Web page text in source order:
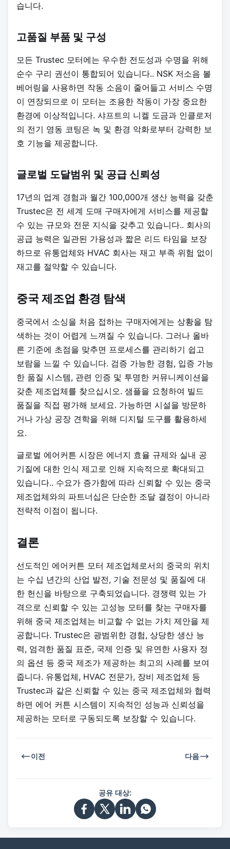
습니다.
고품질 부품 및 구성
모든 Trustec 모터에는 우수한 전도성과 수명을 위해
순수 구리 권선이 통합되어 있습니다.. NSK 저소음 볼
베어링을 사용하면 작동 소음이 줄어들고 서비스 수명
이 연장되므로 이 모터는 조용한 작동이 가장 중요한
환경에 이상적입니다. 샤프트의 니켈 도금과 인클로저
의 전기 영동 코팅은 녹 및 환경 악화로부터 강력한 보
호 기능을 제공합니다.
글로벌 도달범위 및 공급 신뢰성
17년의 업계 경험과 월간 100,000개 생산 능력을 갖춘
Trustec은 전 세계 도매 구매자에게 서비스를 제공할
수 있는 규모와 전문 지식을 갖추고 있습니다.. 회사의
공급 능력은 일관된 가용성과 짧은 리드 타임을 보장
하므로 유통업체와 HVAC 회사는 재고 부족 위험 없이
재고를 절약할 수 있습니다.
중국 제조업 환경 탐색
중국에서 소싱을 처음 접하는 구매자에게는 상황을 탐
색하는 것이 어렵게 느껴질 수 있습니다. 그러나 올바
른 기준에 초점을 맞추면 프로세스를 관리하기 쉽고
보람을 느낄 수 있습니다. 검증 가능한 경험, 입증 가능
한 품질 시스템, 관련 인증 및 투명한 커뮤니케이션을
갖춘 제조업체를 찾으십시오. 샘플을 요청하여 빌드
품질을 직접 평가해 보세요. 가능하면 시설을 방문하
거나 가상 공장 견학을 위해 디지털 도구를 활용하세
요.
글로벌 에어커튼 시장은 에너지 효율 규제와 실내 공
기질에 대한 인식 제고로 인해 지속적으로 확대되고
있습니다.. 수요가 증가함에 따라 신뢰할 수 있는 중국
제조업체와의 파트너십은 단순한 조달 결정이 아니라
전략적 이점이 됩니다.
결론
선도적인 에어커튼 모터 제조업체로서의 중국의 위치
는 수십 년간의 산업 발전, 기술 전문성 및 품질에 대
한 헌신을 바탕으로 구축되었습니다. 경쟁력 있는 가
격으로 신뢰할 수 있는 고성능 모터를 찾는 구매자를
위해 중국 제조업체는 비교할 수 없는 가치 제안을 제
공합니다. Trustec은 광범위한 경험, 상당한 생산 능
력, 엄격한 품질 표준, 국제 인증 및 유연한 사용자 정
의 옵션 등 중국 제조가 제공하는 최고의 사례를 보여
줍니다. 유통업체, HVAC 전문가, 장비 제조업체 등
Trustec과 같은 신뢰할 수 있는 중국 제조업체와 협력
하면 에어 커튼 시스템이 지속적인 성능과 신뢰성을
제공하는 모터로 구동되도록 보장할 수 있습니다.
이전 다음
공유 대상: